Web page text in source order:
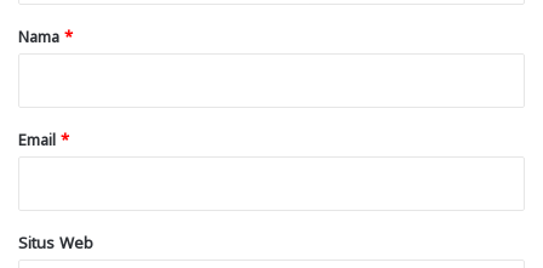
rNama *
Email *
Situs Web